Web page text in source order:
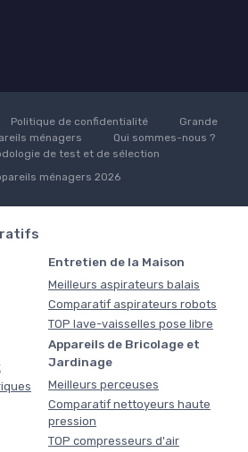
Politique de confidentialité
Grande
ménagers
Qui sommes-nous ?
de test et de sélection
ménagers 2026
Entretien de la Maison
Meilleurs aspirateurs balais
Comparatif aspirateurs robots
TOP lave-vaisselles pose libre
Appareils de Bricolage et
Jardinage
Meilleurs perceuses
Comparatif nettoyeurs haute
pression
TOP compresseurs d'air